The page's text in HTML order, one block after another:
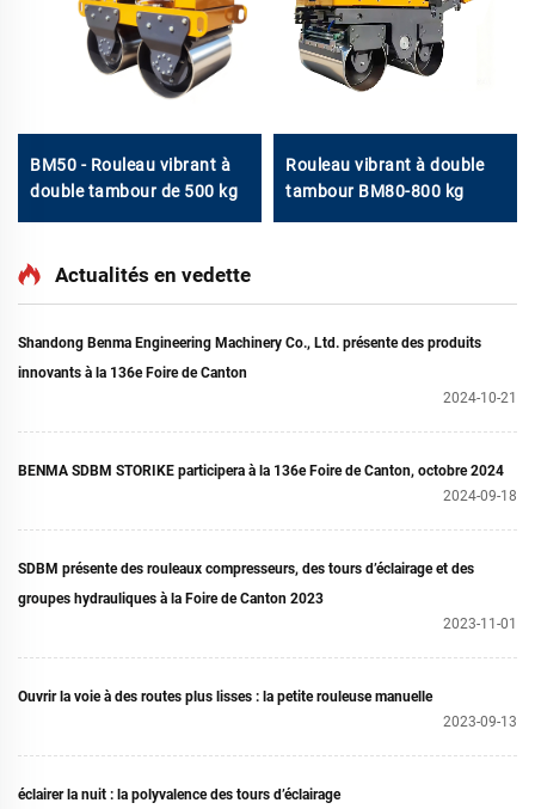
BM50 - Rouleau vibrant à
double tambour de 500 kg
Rouleau vibrant à double
tambour BM80-800 kg
Actualités en vedette
Shandong Benma Engineering Machinery Co., Ltd. présente des produits
innovants à la 136e Foire de Canton
2024-10-21
BENMA SDBM STORIKE participera à la 136e Foire de Canton, octobre 2024
2024-09-18
SDBM présente des rouleaux compresseurs, des tours d’éclairage et des
groupes hydrauliques à la Foire de Canton 2023
2023-11-01
Ouvrir la voie à des routes plus lisses : la petite rouleuse manuelle
2023-09-13
éclairer la nuit : la polyvalence des tours d’éclairage